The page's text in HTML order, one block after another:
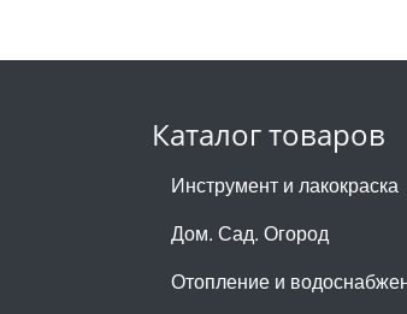
Каталог товаров
Инструмент и лакокраска
Дом. Сад. Огород
Отопление и